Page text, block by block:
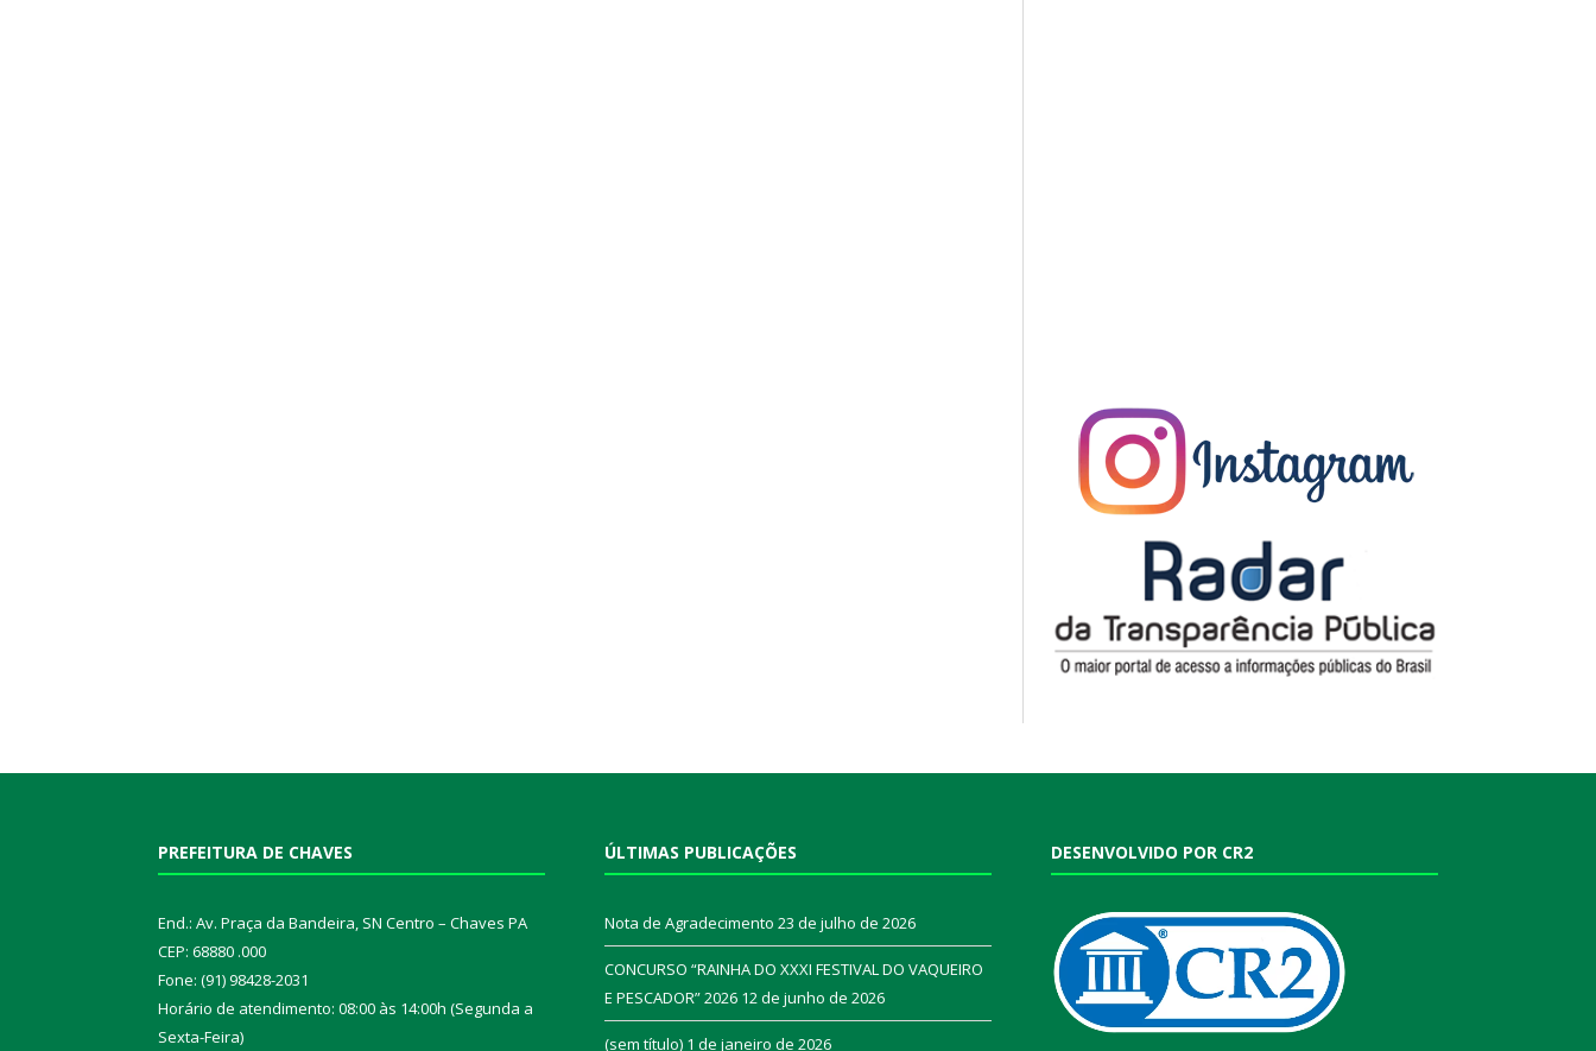
PREFEITURA DE CHAVES
End.: Av. Praça da Bandeira, SN Centro – Chaves PA
CEP: 68880 .000
Fone: (91) 98428-2031
Horário de atendimento: 08:00 às 14:00h (Segunda a
Sexta-Feira)
ÚLTIMAS PUBLICAÇÕES
Nota de Agradecimento 23 de julho de 2026
CONCURSO “RAINHA DO XXXI FESTIVAL DO VAQUEIRO
E PESCADOR” 2026 12 de junho de 2026
(sem título) 1 de janeiro de 2026
DESENVOLVIDO POR CR2